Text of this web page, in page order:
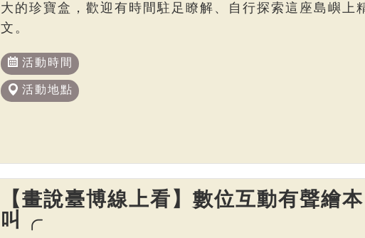
大的珍寶盒，歡迎有時間駐足瞭解、自行探索這座島嶼上
文。
活動時間
活動地點
【畫說臺博線上看】數位互動有聲
叫╭